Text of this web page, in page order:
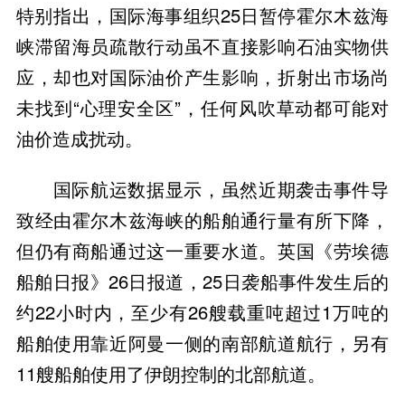
特别指出，国际海事组织25日暂停霍尔木兹海
峡滞留海员疏散行动虽不直接影响石油实物供
应，却也对国际油价产生影响，折射出市场尚
未找到“心理安全区”，任何风吹草动都可能对
油价造成扰动。
国际航运数据显示，虽然近期袭击事件导
致经由霍尔木兹海峡的船舶通行量有所下降，
但仍有商船通过这一重要水道。英国《劳埃德
船舶日报》26日报道，25日袭船事件发生后的
约22小时内，至少有26艘载重吨超过1万吨的
船舶使用靠近阿曼一侧的南部航道航行，另有
11艘船舶使用了伊朗控制的北部航道。